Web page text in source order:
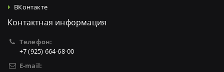
ВКонтакте
Контактная информация
Телефон:
+7 (925) 664-68-00
E-mail: